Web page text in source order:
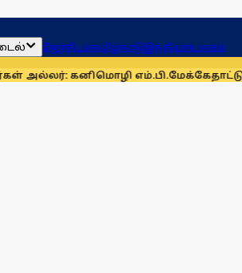
ஜோதிடம்தமிழ்நாடுஇந்தியாஉலகம்
எம்.பி.மேக்கேதாட்டு பிரச்னையை